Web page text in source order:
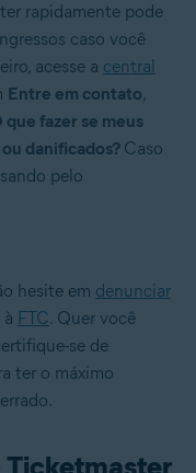
rapidamente pode
caso você
acesse a central
Entre em contato,
que fazer se meus
danificados? Caso
pelo
hesite em denunciar
FTC. Quer você
se de
ter o máximo